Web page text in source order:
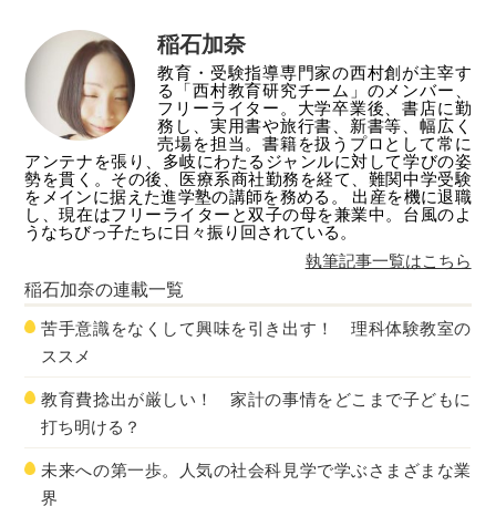
稲石加奈
教育・受験指導専門家の西村創が主宰す
る「西村教育研究チーム」のメンバー、
フリーライター。大学卒業後、書店に勤
務し、実用書や旅行書、新書等、幅広く
売場を担当。書籍を扱うプロとして常に
アンテナを張り、多岐にわたるジャンルに対して学びの姿
勢を貫く。その後、医療系商社勤務を経て、難関中学受験
をメインに据えた進学塾の講師を務める。 出産を機に退職
し、現在はフリーライターと双子の母を兼業中。台風のよ
うなちびっ子たちに日々振り回されている。
執筆記事一覧はこちら
稲石加奈の連載一覧
苦手意識をなくして興味を引き出す！ 理科体験教室の
ススメ
教育費捻出が厳しい！ 家計の事情をどこまで子どもに
打ち明ける？
未来への第一歩。人気の社会科見学で学ぶさまざまな業
界